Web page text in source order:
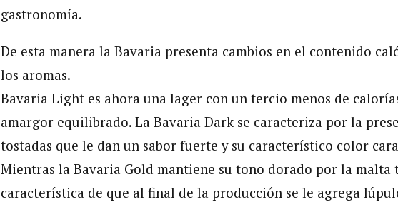
gastronomía.
De esta manera la Bavaria presenta cambios en el contenido
los aromas.
Bavaria Light es ahora una lager con un tercio menos de
amargor equilibrado. La Bavaria Dark se caracteriza por la
tostadas que le dan un sabor fuerte y su característico color
Mientras la Bavaria Gold mantiene su tono dorado por la malta
característica de que al final de la producción se le agrega